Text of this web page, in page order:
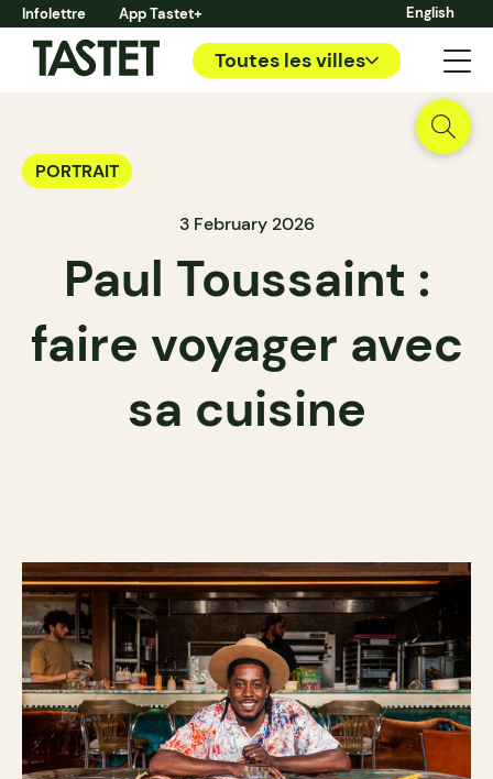
Infolettre App Tastet+ English
Toutes les villes
PORTRAIT
3 February 2026
Paul Toussaint :
faire voyager avec
sa cuisine